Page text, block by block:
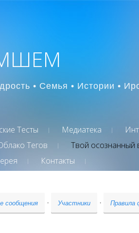
• Семья • Истории •
Тесты Медиатека
Тегов Твой осознанный
Контакты
сообщения · Участники · Правила